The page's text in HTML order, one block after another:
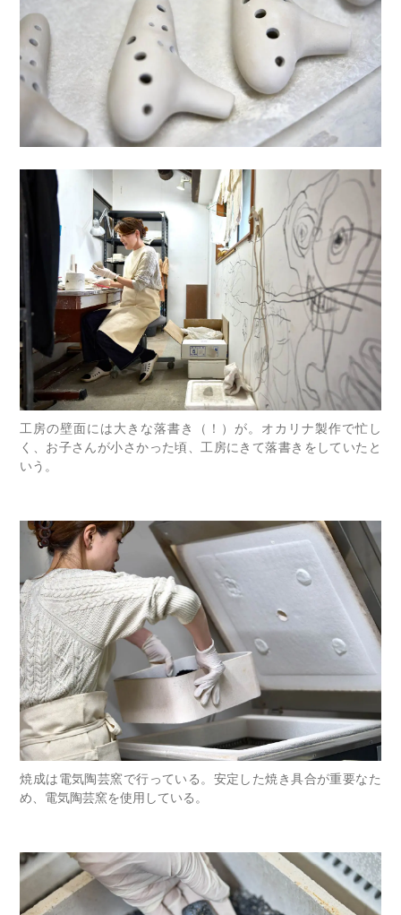
工房の壁面には大きな落書き（！）が。オカリナ製作で忙し
く、お子さんが小さかった頃、工房にきて落書きをしていたと
いう。
焼成は電気陶芸窯で行っている。安定した焼き具合が重要なた
め、電気陶芸窯を使用している。